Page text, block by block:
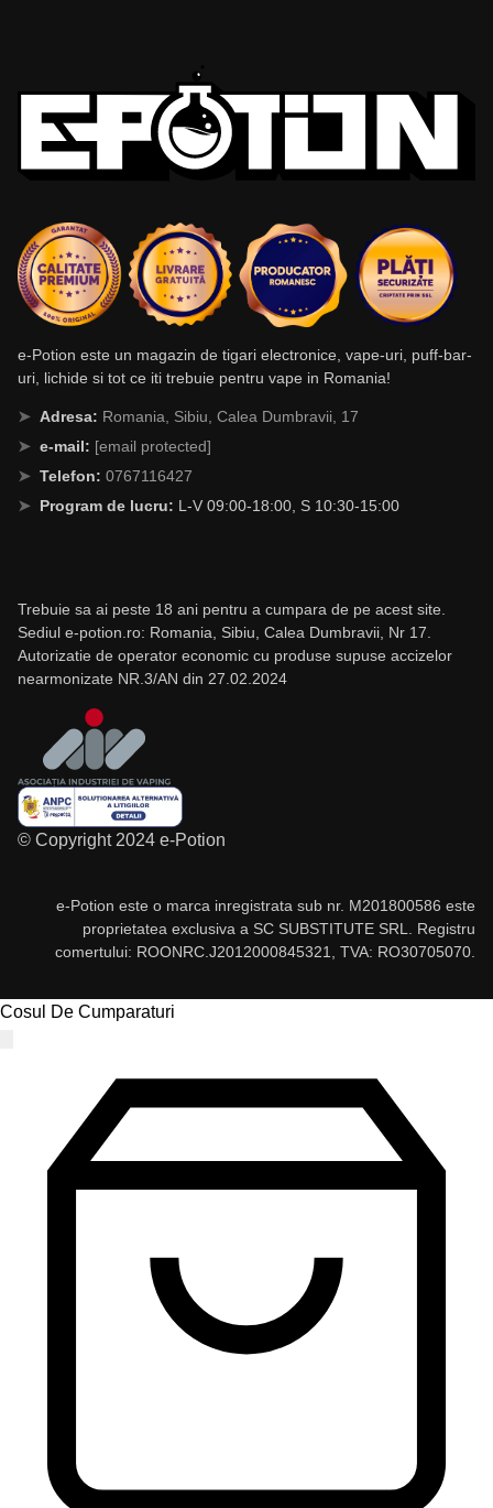
e-Potion este un magazin de tigari electronice, vape-uri, puff-bar-
uri, lichide si tot ce iti trebuie pentru vape in Romania!
Adresa: Romania, Sibiu, Calea Dumbravii, 17
e-mail: [email protected]
Telefon: 0767116427
Program de lucru: L-V 09:00-18:00, S 10:30-15:00
Trebuie sa ai peste 18 ani pentru a cumpara de pe acest site.
Sediul e-potion.ro: Romania, Sibiu, Calea Dumbravii, Nr 17.
Autorizatie de operator economic cu produse supuse accizelor
nearmonizate NR.3/AN din 27.02.2024
© Copyright 2024 e-Potion
e-Potion este o marca inregistrata sub nr. M201800586 este
proprietatea exclusiva a SC SUBSTITUTE SRL. Registru
comertului: ROONRC.J2012000845321, TVA: RO30705070.
Cosul De Cumparaturi